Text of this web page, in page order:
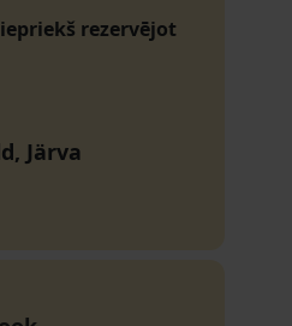
rezervējot
Järva